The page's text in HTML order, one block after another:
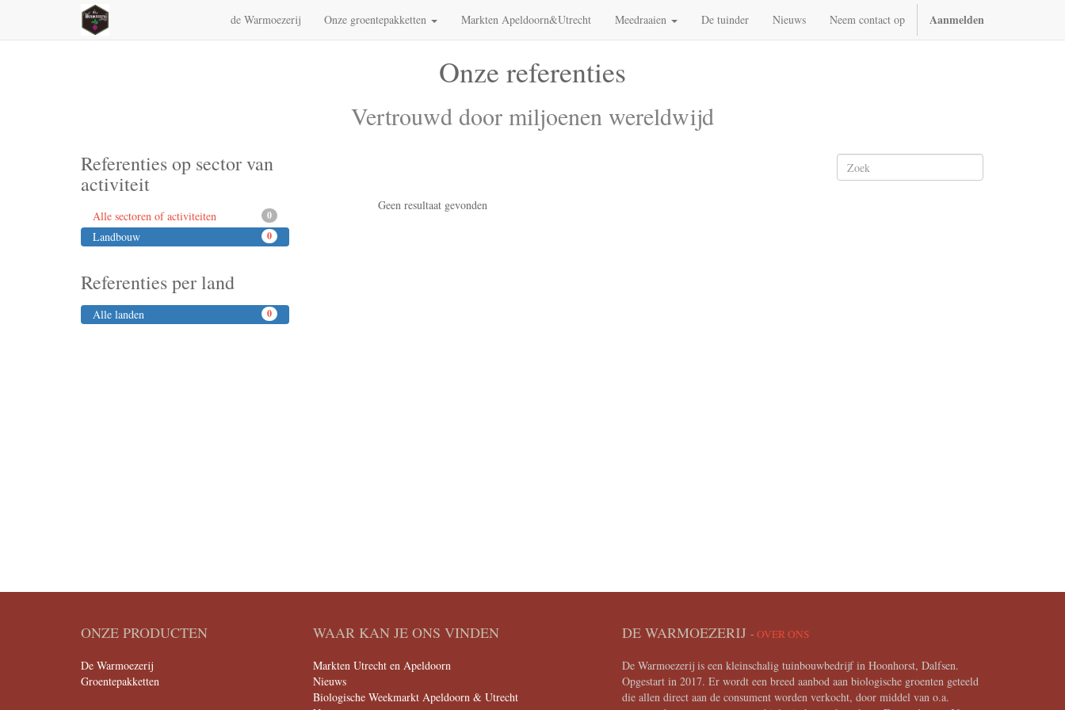
de Warmoezerij Onze groentepakketten Markten Apeldoorn&Utrecht Meedraaien De tuinder Nieuws Neem contact op Aanmelden
Onze referenties
Vertrouwd door miljoenen wereldwijd
Referenties op sector van
activiteit
0
Alle sectoren of activiteiten
0
Landbouw
Referenties per land
0
Alle landen
Geen resultaat gevonden
ONZE PRODUCTEN
De Warmoezerij
Groentepakketten
WAAR KAN JE ONS VINDEN
Markten Utrecht en Apeldoorn
Nieuws
Biologische Weekmarkt Apeldoorn & Utrecht
DE WARMOEZERIJ - OVER ONS
De Warmoezerij is een kleinschalig tuinbouwbedrijf in Hoonhorst, Dalfsen.
Opgestart in 2017. Er wordt een breed aanbod aan biologische groenten geteeld
die allen direct aan de consument worden verkocht, door middel van o.a.